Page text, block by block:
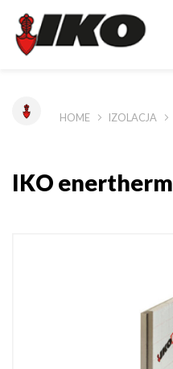
HOME IZOLACJA
IKO enertherm